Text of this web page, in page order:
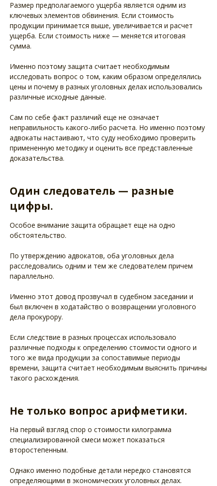
Размер предполагаемого ущерба является одним из
ключевых элементов обвинения. Если стоимость
продукции принимается выше, увеличивается и расчет
ущерба. Если стоимость ниже — меняется итоговая
сумма.
Именно поэтому защита считает необходимым
исследовать вопрос о том, каким образом определялись
цены и почему в разных уголовных делах использовались
различные исходные данные.
Сам по себе факт различий еще не означает
неправильность какого-либо расчета. Но именно поэтому
адвокаты настаивают, что суду необходимо проверить
примененную методику и оценить все представленные
доказательства.
Один следователь — разные
цифры.
Особое внимание защита обращает еще на одно
обстоятельство.
По утверждению адвокатов, оба уголовных дела
расследовались одним и тем же следователем причем
параллельно.
Именно этот довод прозвучал в судебном заседании и
был включен в ходатайство о возвращении уголовного
дела прокурору.
Если следствие в разных процессах использовало
различные подходы к определению стоимости одного и
того же вида продукции за сопоставимые периоды
времени, защита считает необходимым выяснить причины
такого расхождения.
Не только вопрос арифметики.
На первый взгляд спор о стоимости килограмма
специализированной смеси может показаться
второстепенным.
Однако именно подобные детали нередко становятся
определяющими в экономических уголовных делах.